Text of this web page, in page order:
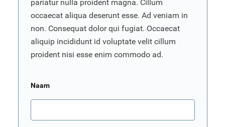
pariatur nulla proident magna. Cillum
occaecat aliqua deserunt esse. Ad veniam in
non. Consequat dolor qui fugiat. Occaecat
aliquip incididunt id voluptate velit cillum
proident nisi esse enim commodo ad.
Naam